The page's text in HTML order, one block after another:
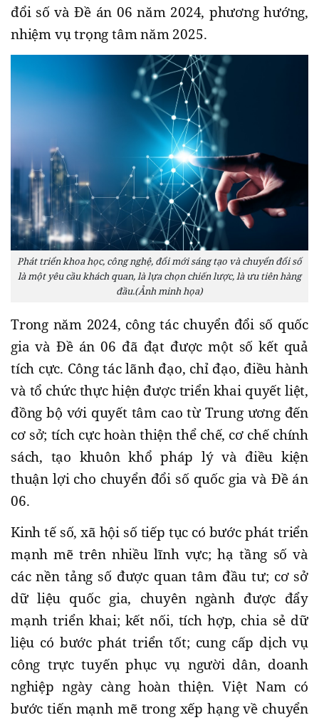
đổi số và Đề án 06 năm 2024, phương hướng,
nhiệm vụ trọng tâm năm 2025.
Phát triển khoa học, công nghệ, đổi mới sáng tạo và chuyển đổi số
là một yêu cầu khách quan, là lựa chọn chiến lược, là ưu tiên hàng
đầu.(Ảnh minh họa)
Trong năm 2024, công tác chuyển đổi số quốc
gia và Đề án 06 đã đạt được một số kết quả
tích cực. Công tác lãnh đạo, chỉ đạo, điều hành
và tổ chức thực hiện được triển khai quyết liệt,
đồng bộ với quyết tâm cao từ Trung ương đến
cơ sở; tích cực hoàn thiện thể chế, cơ chế chính
sách, tạo khuôn khổ pháp lý và điều kiện
thuận lợi cho chuyển đổi số quốc gia và Đề án
06.
Kinh tế số, xã hội số tiếp tục có bước phát triển
mạnh mẽ trên nhiều lĩnh vực; hạ tầng số và
các nền tảng số được quan tâm đầu tư; cơ sở
dữ liệu quốc gia, chuyên ngành được đẩy
mạnh triển khai; kết nối, tích hợp, chia sẻ dữ
liệu có bước phát triển tốt; cung cấp dịch vụ
công trực tuyến phục vụ người dân, doanh
nghiệp ngày càng hoàn thiện. Việt Nam có
bước tiến mạnh mẽ trong xếp hạng về chuyển